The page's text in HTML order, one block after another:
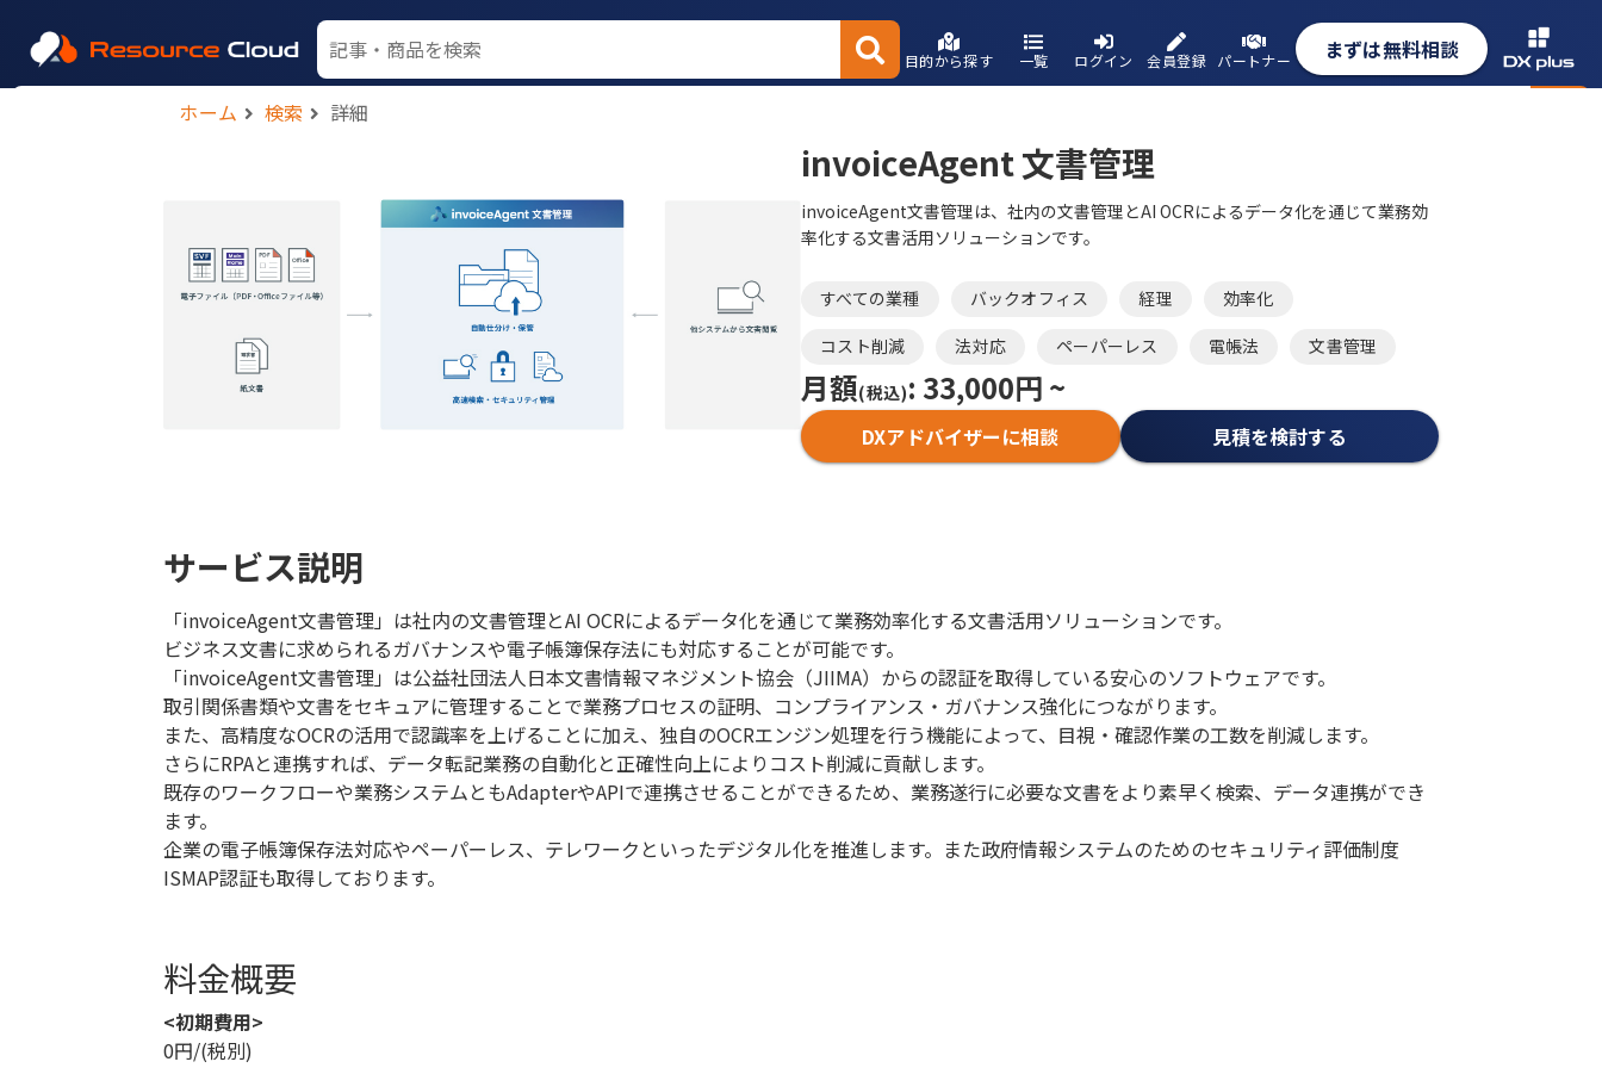
目的から探す 一覧 ログイン 会員登録 パートナー まずは無料相談
ホーム 検索 詳細
invoiceAgent 文書管理
invoiceAgent文書管理は、社内の文書管理とAI OCRによるデータ化を通じて業務効
率化する文書活用ソリューションです。
すべての業種 バックオフィス 経理
効率化
コスト削減
法対応 ペーパーレス 電帳法 文書管理
月額(税込): 33,000円 ~
DXアドバイザーに相談 見積を検討する
サービス説明
「invoiceAgent文書管理」は社内の文書管理とAI OCRによるデータ化を通じて業務効率化する文書活用ソリューションです。
ビジネス文書に求められるガバナンスや電子帳簿保存法にも対応することが可能です。
「invoiceAgent文書管理」は公益社団法人日本文書情報マネジメント協会（JIIMA）からの認証を取得している安心のソフトウェアです。
取引関係書類や文書をセキュアに管理することで業務プロセスの証明、コンプライアンス・ガバナンス強化につながります。
また、高精度なOCRの活用で認識率を上げることに加え、独自のOCRエンジン処理を行う機能によって、目視・確認作業の工数を削減します。
さらにRPAと連携すれば、データ転記業務の自動化と正確性向上によりコスト削減に貢献します。
既存のワークフローや業務システムともAdapterやAPIで連携させることができるため、業務遂行に必要な文書をより素早く検索、データ連携ができ
ます。
企業の電子帳簿保存法対応やペーパーレス、テレワークといったデジタル化を推進します。また政府情報システムのためのセキュリティ評価制度
ISMAP認証も取得しております。
料金概要
<初期費用>
0円/(税別)